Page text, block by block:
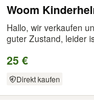
Woom
Hallo, wir verkaufen
guter Zustand, leider
25 €
Direkt kaufen